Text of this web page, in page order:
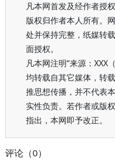
凡本网首发及经作者授
版权归作者本人所有。
处并保持完整，纸媒转
面授权。
凡本网注明“来源：XXX
均转载自其它媒体，转
推思想传播，并不代表
实性负责。若作者或版
指出，本网即予改正。
评论（0）